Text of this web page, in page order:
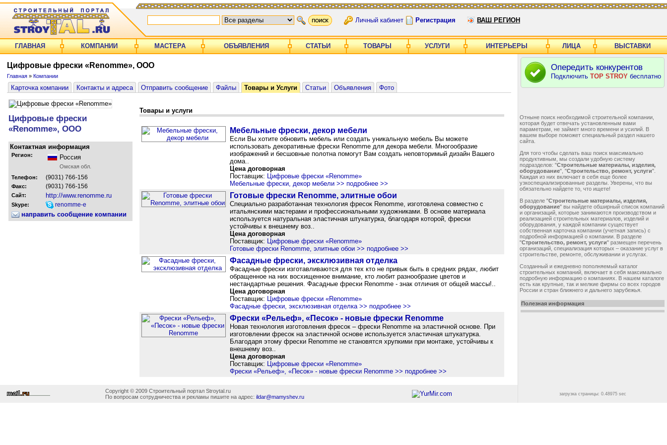
Личный кабинет Регистрация ВАШ РЕГИОН
ГЛАВНАЯ КОМПАНИИ МАСТЕРА ОБЪЯВЛЕНИЯ СТАТЬИ ТОВАРЫ УСЛУГИ ИНТЕРЬЕРЫ ЛИЦА ВЫСТАВКИ
Цифровые фрески «Renomme», ООО
Главная» Компании
Карточка компании Контакты и адреса Отправить сообщение Файлы Товары и Услуги Статьи Объявления Фото
Цифровые фрески
«Renomme», ООО
Контактная информация
Регион: Россия
Омская обл.
Телефон:
(9031) 766-156
Факс: (9031) 766-156
Сайт: http://www.renomme.ru
Skype: renomme-e
направить сообщение компании
Товары и услуги
Мебельные фрески, декор мебели
Если Вы хотите обновить мебель или создать уникальную мебель Вы можете
использовать декоративные фрески Renomme для декора мебели. Многообразие
изображений и бесшовные полотна помогут Вам создать неповторимый дизайн Вашего
дома..
Цена договорная
Поставщик: Цифровые фрески «Renomme»
Мебельные фрески, декор мебели >> подробнее >>
Готовые фрески Renomme, элитные обои
Специально разработанная технология фресок Renomme, изготовлена совместно с
итальянскими мастерами и профессиональными художниками. В основе материала
используется натуральная эластичная штукатурка, благодаря которой, фрески
устойчивы к внешнему воз..
Цена договорная
Поставщик: Цифровые фрески «Renomme»
Готовые фрески Renomme, элитные обои >> подробнее >>
Фасадные фрески, эксклюзивная отделка
Фасадные фрески изготавливаются для тех кто не привык быть в средних рядах, любит
обращенное на них восхищенное внимание, кто любит разнообразие цветов и
нестандартные решения. Фасадные фрески Renomme - знак отличия от общей массы!..
Цена договорная
Поставщик: Цифровые фрески «Renomme»
Фасадные фрески, эксклюзивная отделка >> подробнее >>
Фрески «Рельеф», «Песок» - новые фрески Renomme
Новая технология изготовления фресок – фрески Renomme на эластичной основе. При
изготовлении фресок на эластичной основе используется эластичная штукатурка.
Благодаря этому фрески Renomme не становятся хрупкими при монтаже, устойчивы к
внешнему воз..
Цена договорная
Поставщик: Цифровые фрески «Renomme»
Фрески «Рельеф», «Песок» - новые фрески Renomme >> подробнее >>
Опередить конкурентов
Подключить TOP STROY бесплатно
Отныне поиск необходимой строительной компании,
которая будет отвечать установленным вами
параметрам, не займет много времени и усилий. В
вашем выборе поможет специальный раздел нашего
сайта.
Для того чтобы сделать ваш поиск максимально
продуктивным, мы создали удобную систему
подразделов: "Строительные материалы, изделия,
оборудование", "Строительство, ремонт, услуги".
Каждая из них включает в себя еще более
узкоспециализированные разделы. Уверены, что вы
обязательно найдете то, что ищете!
В разделе "Строительные материалы, изделия,
оборудование" вы найдете обширный список компаний
и организаций, которые занимаются производством и
реализацией строительных материалов, изделий и
оборудования, у каждой компании существует
собственная карточка компании (учетная запись) с
подробной информацией о компании. В разделе
"Строительство, ремонт, услуги" размещен перечень
организаций, специализация которых – оказание услуг в
строительстве, ремонте, обслуживании и услугах.
Созданный и ежедневно пополняемый каталог
строительных компаний, включает в себя максимально
подробную информацию о компаниях. В нашем каталоге
есть как крупные, так и мелкие фирмы со всех городов
России и стран ближнего и дальнего зарубежья.
Полезная информация
Copyright © 2009 Строительный портал Stroytal.ru
По вопросам сотрудничества и рекламы пишите на адрес: ildar@mamyshev.ru загрузка страницы: 0.48975 sec